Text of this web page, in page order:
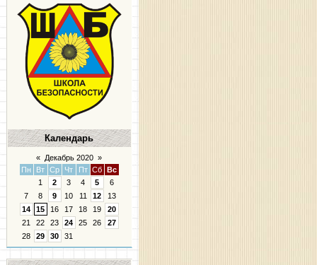
Календарь
« Декабрь 2020 »
Пн
Вт Ср Чт Пт Сб
Вс
1
2 3 4 5
6
7
8 9 10 11 12
13
14
15 16 17 18 19
20
21
22 23 24 25 26
27
28
29 30 31